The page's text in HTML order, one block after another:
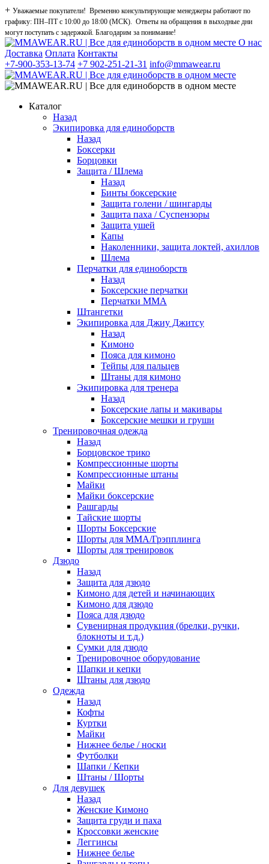
+ Уважаемые покупатели! Временно консультирующие менеджеры работают по
графику: ПН–ПТ с 10:00 до 18:00 (МСК). Ответы на обращения в выходные дни
могут поступать с задержкой. Благодарим за понимание!
О нас
Доставка Оплата Контакты
+7-900-353-13-74 +7 902-251-21-31 info@mmawear.ru
Каталог
Назад
Экипировка для единоборств
Назад
Боксерки
Борцовки
Защита / Шлема
Назад
Бинты боксерские
Защита голени / шингарды
Защита паха / Суспензоры
Защита ушей
Капы
Наколенники, защита локтей, ахиллов
Шлема
Перчатки для единоборств
Назад
Боксерские перчатки
Перчатки ММА
Штангетки
Экипировка для Джиу Джитсу
Назад
Кимоно
Пояса для кимоно
Тейпы для пальцев
Штаны для кимоно
Экипировка для тренера
Назад
Боксерские лапы и макивары
Боксерские мешки и груши
Тренировочная одежда
Назад
Борцовское трико
Компрессионные шорты
Компрессионные штаны
Майки
Майки боксерские
Рашгарды
Тайские шорты
Шорты Боксерские
Шорты для ММА/Грэпплинга
Шорты для тренировок
Дзюдо
Назад
Защита для дзюдо
Кимоно для детей и начинающих
Кимоно для дзюдо
Пояса для дзюдо
Сувенирная продукция (брелки, ручки,
блокноты и т.д.)
Сумки для дзюдо
Тренировочное оборудование
Шапки и кепки
Штаны для дзюдо
Одежда
Назад
Кофты
Куртки
Майки
Нижнее белье / носки
Футболки
Шапки / Кепки
Штаны / Шорты
Для девушек
Назад
Женские Кимоно
Защита груди и паха
Кроссовки женские
Леггинсы
Нижнее белье